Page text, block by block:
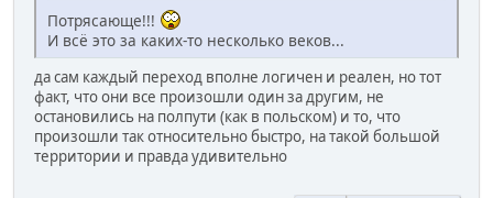
Потрясающе!!!
И всё это за каких-то несколько веков...
да сам каждый переход вполне логичен и реален, но тот
факт, что они все произошли один за другим, не
остановились на полпути (как в польском) и то, что
произошли так относительно быстро, на такой большой
территории и правда удивительно